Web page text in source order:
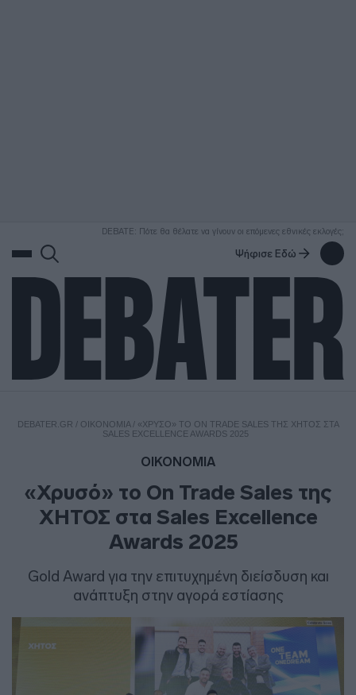
DEBATE: Πότε θα θέλατε να γίνουν οι επόμενες εθνικές εκλογές;
Ψήφισε Εδώ
DEBATER.GR / ΟΙΚΟΝΟΜΙΑ/ «ΧΡΥΣΌ» ΤΟ ON TRADE SALES ΤΗΣ ΧΗΤΟΣ ΣΤΑ
SALES EXCELLENCE AWARDS 2025
ΟΙΚΟΝΟΜΙΑ
«Χρυσό» το On Trade Sales της
ΧΗΤΟΣ στα Sales Excellence
Awards 2025
Gold Award για την επιτυχημένη διείσδυση και
ανάπτυξη στην αγορά εστίασης